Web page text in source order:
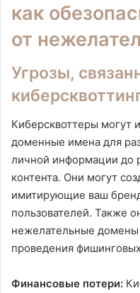
как
от
Угрозы,
Киберсквоттеры могут
доменные имена для
личной информации до
контента. Они могут
имитирующие ваш
пользователей. Также
нежелательные домены
проведения
Финансовые потери: